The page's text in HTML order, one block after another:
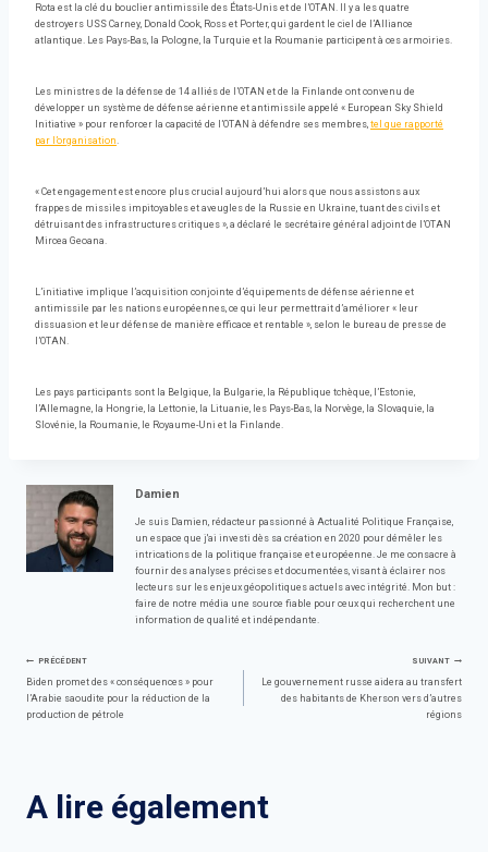
Rota est la clé du bouclier antimissile des États-Unis et de l’OTAN. Il y a les quatre
destroyers USS Carney, Donald Cook, Ross et Porter, qui gardent le ciel de l’Alliance
atlantique. Les Pays-Bas, la Pologne, la Turquie et la Roumanie participent à ces armoiries.
Les ministres de la défense de 14 alliés de l’OTAN et de la Finlande ont convenu de
développer un système de défense aérienne et antimissile appelé « European Sky Shield
Initiative » pour renforcer la capacité de l’OTAN à défendre ses membres, tel que rapporté
par l’organisation.
« Cet engagement est encore plus crucial aujourd’hui alors que nous assistons aux
frappes de missiles impitoyables et aveugles de la Russie en Ukraine, tuant des civils et
détruisant des infrastructures critiques », a déclaré le secrétaire général adjoint de l’OTAN
Mircea Geoana.
L’initiative implique l’acquisition conjointe d’équipements de défense aérienne et
antimissile par les nations européennes, ce qui leur permettrait d’améliorer « leur
dissuasion et leur défense de manière efficace et rentable », selon le bureau de presse de
l’OTAN.
Les pays participants sont la Belgique, la Bulgarie, la République tchèque, l’Estonie,
l’Allemagne, la Hongrie, la Lettonie, la Lituanie, les Pays-Bas, la Norvège, la Slovaquie, la
Slovénie, la Roumanie, le Royaume-Uni et la Finlande.
Damien
Je suis Damien, rédacteur passionné à Actualité Politique Française,
un espace que j'ai investi dès sa création en 2020 pour démêler les
intrications de la politique française et européenne. Je me consacre à
fournir des analyses précises et documentées, visant à éclairer nos
lecteurs sur les enjeux géopolitiques actuels avec intégrité. Mon but :
faire de notre média une source fiable pour ceux qui recherchent une
information de qualité et indépendante.
Navigation
de
PRÉCÉDENT
Biden promet des « conséquences » pour
l’Arabie saoudite pour la réduction de la
production de pétrole
SUIVANT
Le gouvernement russe aidera au transfert
des habitants de Kherson vers d’autres
régions
A lire également